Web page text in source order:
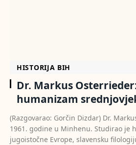
HISTORIJA BIH
Dr. Markus
humanizam
(Razgovarao: Gorčin Dizdar) Dr.
1961. godine u Minhenu. Studirao je
jugoistočne Evrope, slavensku